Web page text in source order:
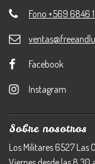
Fono +569 6846
Facebook
Instagram
Sobre nosotros
Los Militares 6527 Las